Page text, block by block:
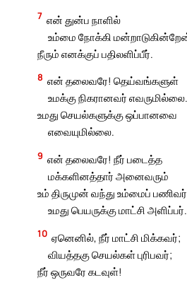
7 என் துன்ப நாளில்
உம்மை நோக்கி
நீரும் எனக்குப் பதிலளிப்பீர்.
8 என் தலைவரே! தெய்வங்களுள்
உமக்கு நிகரானவர் எவருமில்லை.
உமது செயல்களுக்கு ஒப்பானவை
எவையுமில்லை.
9 என் தலைவரே! நீர் படைத்த
மக்களினத்தார் அனைவரும்
உம் திருமுன் வந்து உம்மைப்
உமது பெயருக்கு மாட்சி அளிப்பர்.
10 ஏனெனில், நீர் மாட்சி மிக்கவர்;
வியத்தகு செயல்கள் புரிபவர்;
நீர் ஒருவரே கடவுள்!